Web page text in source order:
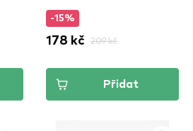
-15%
178 kč 209 kč
Přidat